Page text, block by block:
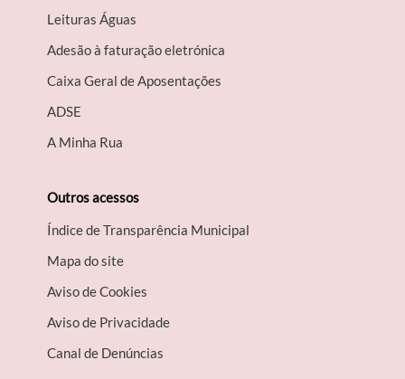
Leituras Águas
Adesão à faturação eletrónica
Caixa Geral de Aposentações
A​DSE
A Minha Rua
Outros acessos
Índice de Transparência Municipal
Mapa do site
Aviso de Cookies
Aviso de Privacidade
Canal de Denúncias